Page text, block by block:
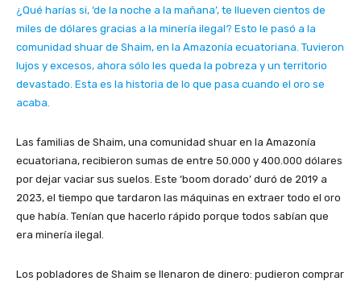
¿Qué harías si, ‘de la noche a la mañana’, te llueven cientos de
miles de dólares gracias a la minería ilegal? Esto le pasó a la
comunidad shuar de Shaim, en la Amazonía ecuatoriana. Tuvieron
lujos y excesos, ahora sólo les queda la pobreza y un territorio
devastado. Esta es la historia de lo que pasa cuando el oro se
acaba.
Las familias de Shaim, una comunidad shuar en la Amazonía
ecuatoriana, recibieron sumas de entre 50.000 y 400.000 dólares
por dejar vaciar sus suelos. Este ‘boom dorado’ duró de 2019 a
2023, el tiempo que tardaron las máquinas en extraer todo el oro
que había. Tenían que hacerlo rápido porque todos sabían que
era minería ilegal.
Los pobladores de Shaim se llenaron de dinero: pudieron comprar